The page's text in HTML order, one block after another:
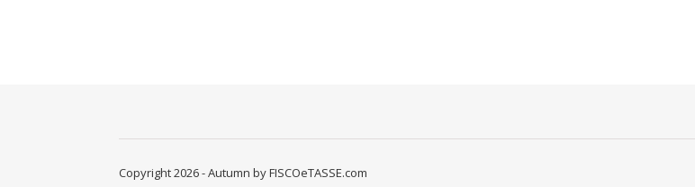
Copyright 2026 - Autumn by FISCOeTASSE.com